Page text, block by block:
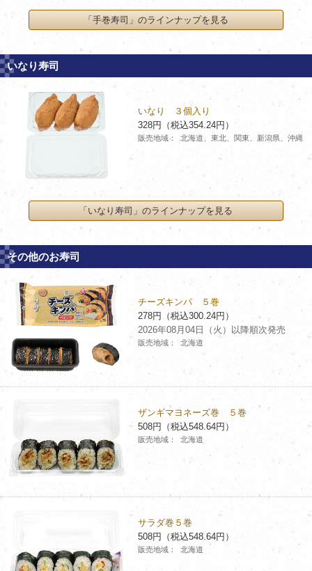
「手巻寿司」のラインナップを見る
いなり寿司
いなり ３個入り
328円（税込354.24円）
販売地域： 北海道、東北、関東、新潟県、沖縄
「いなり寿司」のラインナップを見る
その他のお寿司
チーズキンパ ５巻
278円（税込300.24円）
2026年08月04日（火）以降順次発売
販売地域： 北海道
ザンギマヨネーズ巻 ５巻
508円（税込548.64円）
販売地域： 北海道
サラダ巻５巻
508円（税込548.64円）
販売地域： 北海道